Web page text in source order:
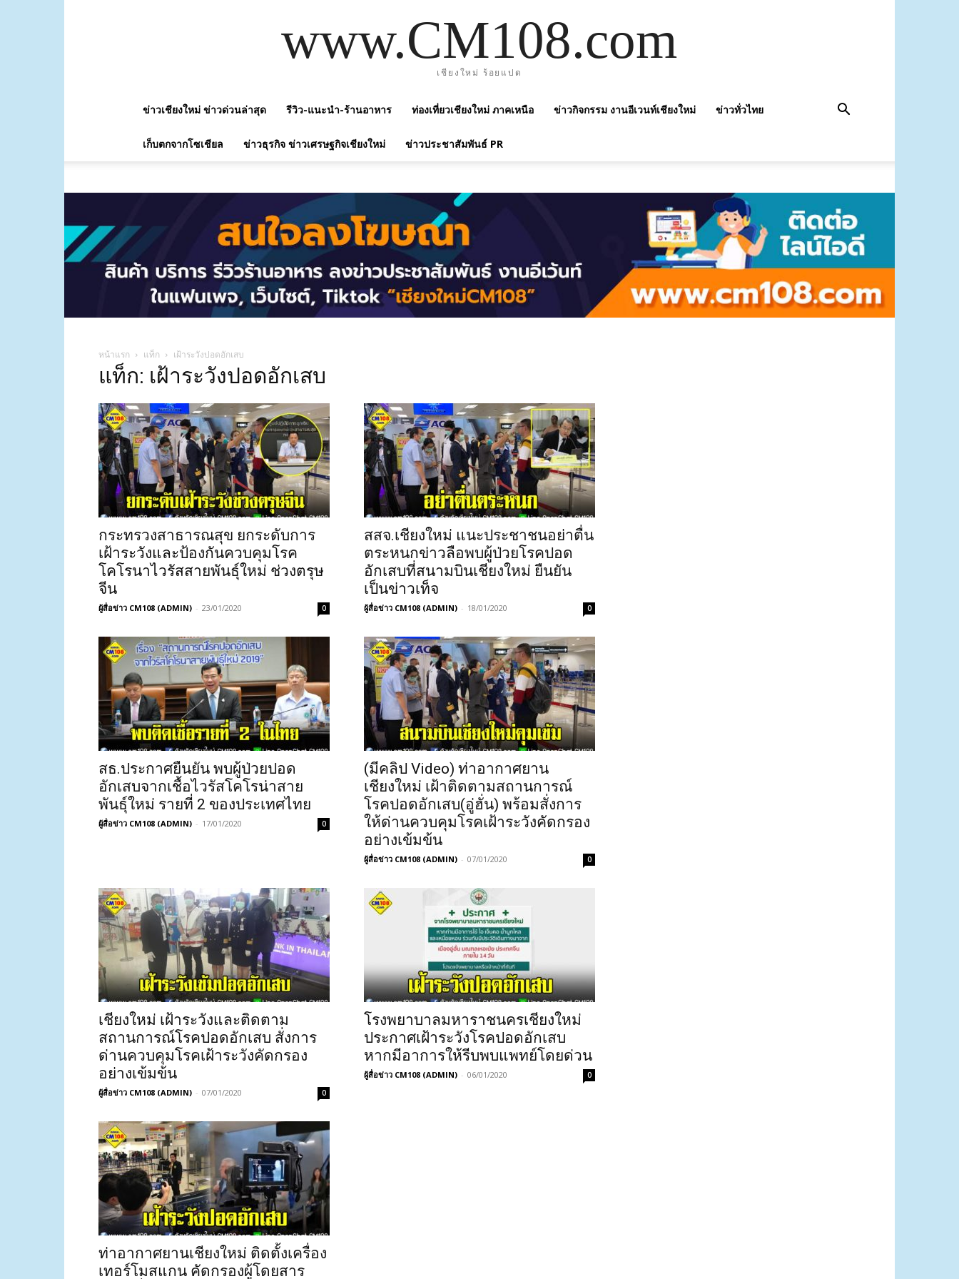
www.CM108.com
เชียงใหม่ ร้อยแปด
ข่าวเชียงใหม่ ข่าวด่วนล่าสุด รีวิว-แนะนำ-ร้านอาหาร ท่องเที่ยวเชียงใหม่ ภาคเหนือ ข่าวกิจกรรม งานอีเวนท์เชียงใหม่ ข่าวทั่วไทย
เก็บตกจากโซเชียล ข่าวธุรกิจ ข่าวเศรษฐกิจเชียงใหม่ ข่าวประชาสัมพันธ์ PR
หน้าแรก แท็ก เฝ้าระวังปอดอักเสบ
แท็ก: เฝ้าระวังปอดอักเสบ
กระทรวงสาธารณสุข ยกระดับการ
เฝ้าระวังและป้องกันควบคุมโรค
โคโรนาไวรัสสายพันธุ์ใหม่ ช่วงตรุษ
จีน
ผู้สื่อข่าว CM108 (ADMIN) - 23/01/2020 0
สสจ.เชียงใหม่ แนะประชาชนอย่าตื่น
ตระหนกข่าวลือพบผู้ป่วยโรคปอด
อักเสบที่สนามบินเชียงใหม่ ยืนยัน
เป็นข่าวเท็จ
ผู้สื่อข่าว CM108 (ADMIN) - 18/01/2020 0
สธ.ประกาศยืนยัน พบผู้ป่วยปอด
อักเสบจากเชื้อไวรัสโคโรน่าสาย
พันธุ์ใหม่ รายที่ 2 ของประเทศไทย
ผู้สื่อข่าว CM108 (ADMIN) - 17/01/2020 0
(มีคลิป Video) ท่าอากาศยาน
เชียงใหม่ เฝ้าติดตามสถานการณ์
โรคปอดอักเสบ(อู่ฮั่น) พร้อมสั่งการ
ให้ด่านควบคุมโรคเฝ้าระวังคัดกรอง
อย่างเข้มข้น
ผู้สื่อข่าว CM108 (ADMIN) - 07/01/2020 0
เชียงใหม่ เฝ้าระวังและติดตาม
สถานการณ์โรคปอดอักเสบ สั่งการ
ด่านควบคุมโรคเฝ้าระวังคัดกรอง
อย่างเข้มข้น
ผู้สื่อข่าว CM108 (ADMIN) - 07/01/2020 0
โรงพยาบาลมหาราชนครเชียงใหม่
ประกาศเฝ้าระวังโรคปอดอักเสบ
หากมีอาการให้รีบพบแพทย์โดยด่วน
ผู้สื่อข่าว CM108 (ADMIN) - 06/01/2020 0
ท่าอากาศยานเชียงใหม่ ติดตั้งเครื่อง
เทอร์โมสแกน คัดกรองผู้โดยสาร